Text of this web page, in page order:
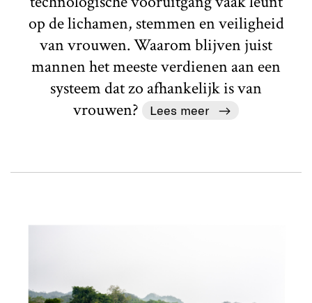
op de lichamen, stemmen en veiligheid
van vrouwen. Waarom blijven juist
mannen het meeste verdienen aan een
systeem dat zo afhankelijk is van
vrouwen?
Lees meer